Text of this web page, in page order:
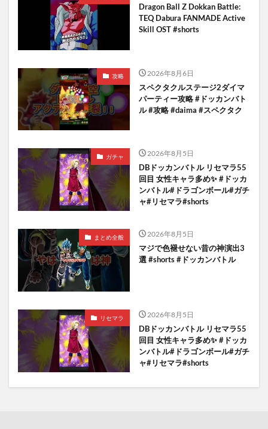
Dragon Ball Z Dokkan Battle:
TEQ Dabura FANMADE Active
Skill OST #shorts
攻略 2026年8月6日
スペクタクルステージ2ダイマ
パーティー攻略 #ドッカンバト
ル #攻略 #daima #スペクタク
ガチャ 2026年8月5日
DBドッカンバトル リセマラ55
回目 女性キャラ多め✨️ #ドッカ
ンバトル#ドラゴンボール#ガチ
ャ#リセマラ#shorts
まとめ全般 2026年8月5日
マジで色褪せない昔の神演出3
選 #shorts #ドッカンバトル
リセマラ 2026年8月5日
DBドッカンバトル リセマラ55
回目 女性キャラ多め✨️ #ドッカ
ンバトル#ドラゴンボール#ガチ
ャ#リセマラ#shorts